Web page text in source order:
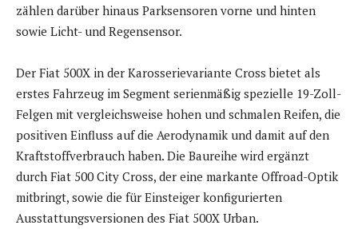
zählen darüber hinaus Parksensoren vorne und hinten
sowie Licht- und Regensensor.
Der Fiat 500X in der Karosserievariante Cross bietet als
erstes Fahrzeug im Segment serienmäßig spezielle 19-Zoll-
Felgen mit vergleichsweise hohen und schmalen Reifen, die
positiven Einfluss auf die Aerodynamik und damit auf den
Kraftstoffverbrauch haben. Die Baureihe wird ergänzt
durch Fiat 500 City Cross, der eine markante Offroad-Optik
mitbringt, sowie die für Einsteiger konfigurierten
Ausstattungsversionen des Fiat 500X Urban.